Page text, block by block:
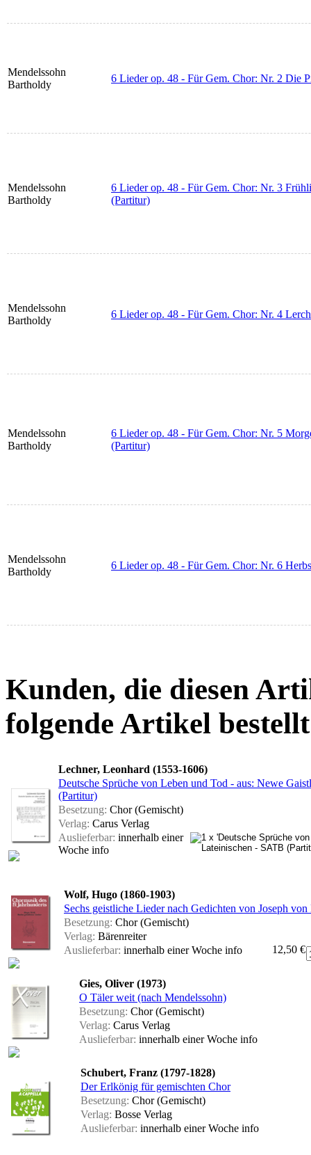
Mendelssohn
Bartholdy
6 Lieder op. 48 - Für Gem. Chor: Nr. 2 Die
Mendelssohn
Bartholdy
6 Lieder op. 48 - Für Gem. Chor: Nr. 3
(Partitur)
Mendelssohn
Bartholdy
6 Lieder op. 48 - Für Gem. Chor: Nr. 4
Mendelssohn
Bartholdy
6 Lieder op. 48 - Für Gem. Chor: Nr. 5
(Partitur)
Mendelssohn
Bartholdy
6 Lieder op. 48 - Für Gem. Chor: Nr. 6
Kunden, die diesen
folgende Artikel
Lechner, Leonhard (1553-1606)
Deutsche Sprüche von Leben und Tod - aus: Newe
(Partitur)
Besetzung: Chor (Gemischt)
Verlag: Carus Verlag
Auslieferbar: innerhalb einer
Woche info
Wolf, Hugo (1860-1903)
Sechs geistliche Lieder nach Gedichten von Joseph
Besetzung: Chor (Gemischt)
Verlag: Bärenreiter
Auslieferbar: innerhalb einer Woche info 12,50 €
Gies, Oliver (1973)
O Täler weit (nach Mendelssohn)
Besetzung: Chor (Gemischt)
Verlag: Carus Verlag
Auslieferbar: innerhalb einer Woche info
Schubert, Franz (1797-1828)
Der Erlkönig für gemischten Chor
Besetzung: Chor (Gemischt)
Verlag: Bosse Verlag
Auslieferbar: innerhalb einer Woche info